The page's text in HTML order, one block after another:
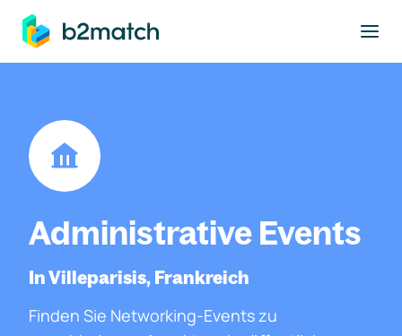
springen
Administrative Events
In Villeparisis, Frankreich
Finden Sie Networking-Events zu